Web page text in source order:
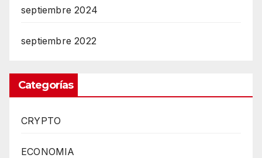
septiembre 2024
septiembre 2022
Categorías
CRYPTO
ECONOMIA